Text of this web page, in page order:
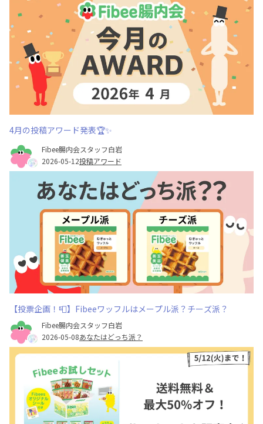
4月の投稿アワード発表🏆✨
Fibee腸内会スタッフ白岩
2026-05-12投稿アワード
【投票企画！📮】Fibeeワッフルはメープル派？チーズ派？
Fibee腸内会スタッフ白岩
2026-05-08あなたはどっち派？